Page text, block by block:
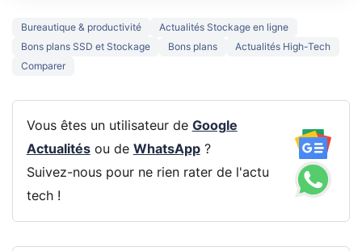
Bureautique & productivité
Actualités Stockage en ligne
Bons plans SSD et Stockage
Bons plans
Actualités High-Tech
Comparer
Vous êtes un utilisateur de Google
Actualitésou de WhatsApp?
Suivez-nous pour ne rien rater de l'actu
tech !